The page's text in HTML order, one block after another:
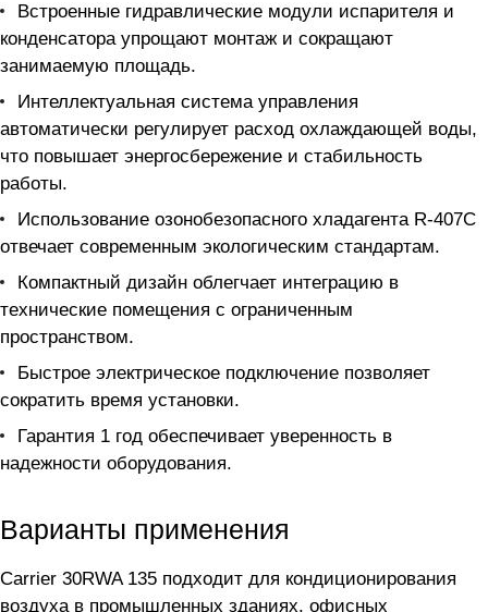
Встроенные гидравлические модули испарителя и
конденсатора упрощают монтаж и сокращают
занимаемую площадь.
Интеллектуальная система управления
автоматически регулирует расход охлаждающей воды,
что повышает энергосбережение и стабильность
работы.
Использование озонобезопасного хладагента R-407C
отвечает современным экологическим стандартам.
Компактный дизайн облегчает интеграцию в
технические помещения с ограниченным
пространством.
Быстрое электрическое подключение позволяет
сократить время установки.
Гарантия 1 год обеспечивает уверенность в
надежности оборудования.
Варианты применения
Carrier 30RWA 135 подходит для кондиционирования
воздуха в промышленных зданиях, офисных